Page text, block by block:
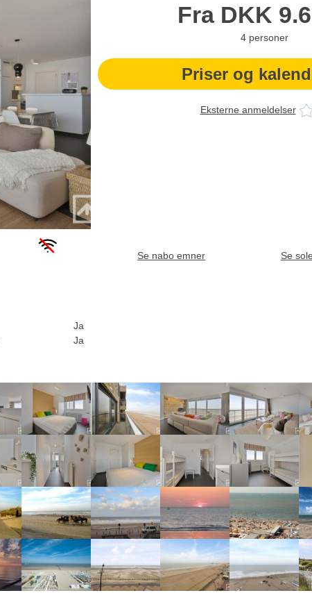
Fra DKK
4 personer
Priser og
Eksterne anmeldelser
Ja
Ja
Se nabo emner Se